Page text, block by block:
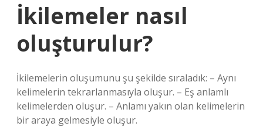
İkilemeler nasıl
oluşturulur?
İkilemelerin oluşumunu şu şekilde sıraladık: – Aynı
kelimelerin tekrarlanmasıyla oluşur. – Eş anlamlı
kelimelerden oluşur. – Anlamı yakın olan kelimelerin
bir araya gelmesiyle oluşur.